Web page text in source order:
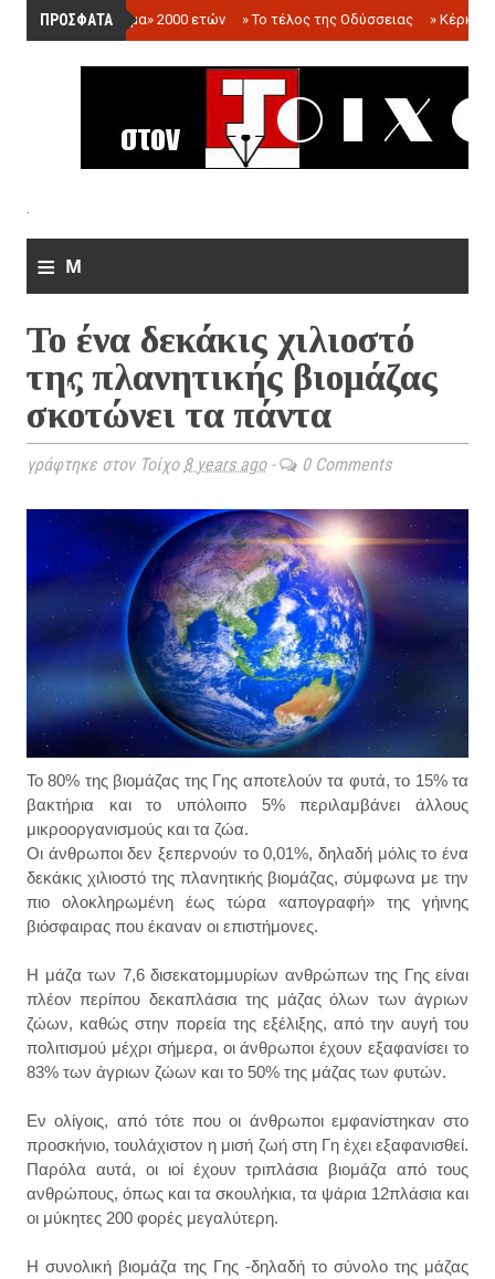
ΠΡΟΣΦΑΤΑ
»«Ολόγραμμα» 2000 ετών »Το τέλος της Οδύσσειας »
.
≡ M
n
u
Το ένα δεκάκις χιλιοστό
της πλανητικής βιομάζας
σκοτώνει τα πάντα
γράφτηκε στον Τοίχο 8 years ago- 0 Comments
Το 80% της βιομάζας της Γης αποτελούν τα φυτά, το 15% τα
βακτήρια και το υπόλοιπο 5% περιλαμβάνει άλλους
μικροοργανισμούς και τα ζώα.
Οι άνθρωποι δεν ξεπερνούν το 0,01%, δηλαδή μόλις το ένα
δεκάκις χιλιοστό της πλανητικής βιομάζας, σύμφωνα με την
πιο ολοκληρωμένη έως τώρα «απογραφή» της γήινης
βιόσφαιρας που έκαναν οι επιστήμονες.
Η μάζα των 7,6 δισεκατομμυρίων ανθρώπων της Γης είναι
πλέον περίπου δεκαπλάσια της μάζας όλων των άγριων
ζώων, καθώς στην πορεία της εξέλιξης, από την αυγή του
πολιτισμού μέχρι σήμερα, οι άνθρωποι έχουν εξαφανίσει το
83% των άγριων ζώων και το 50% της μάζας των φυτών.
Εν ολίγοις, από τότε που οι άνθρωποι εμφανίστηκαν στο
προσκήνιο, τουλάχιστον η μισή ζωή στη Γη έχει εξαφανισθεί.
Παρόλα αυτά, οι ιοί έχουν τριπλάσια βιομάζα από τους
ανθρώπους, όπως και τα σκουλήκια, τα ψάρια 12πλάσια και
οι μύκητες 200 φορές μεγαλύτερη.
Η συνολική βιομάζα της Γης -δηλαδή το σύνολο της μάζας